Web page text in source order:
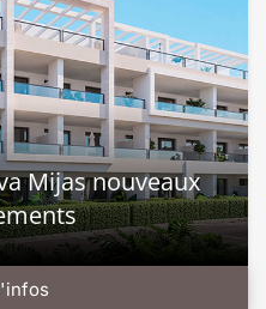
Mijas nouveaux